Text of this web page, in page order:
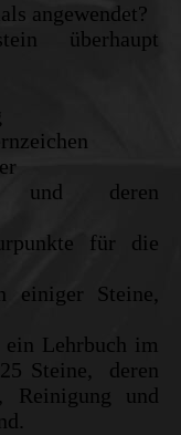
angewendet?
überhaupt
und deren
für die
einiger Steine,
Lehrbuch im
Steine, deren
Reinigung und